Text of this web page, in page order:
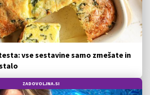
vse sestavine samo zmešate in
ZADOVOLJNA.SI